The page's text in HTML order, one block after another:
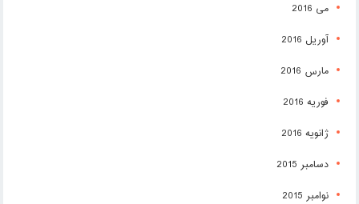
می 2016
آوریل 2016
مارس 2016
فوریه 2016
ژانویه 2016
دسامبر 2015
نوامبر 2015